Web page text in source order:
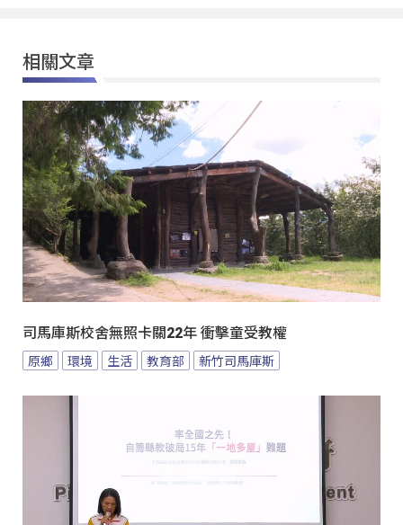
相關文章
司馬庫斯校舍無照卡關22年 衝擊童受教權
原鄉 環境 生活 教育部 新竹司馬庫斯